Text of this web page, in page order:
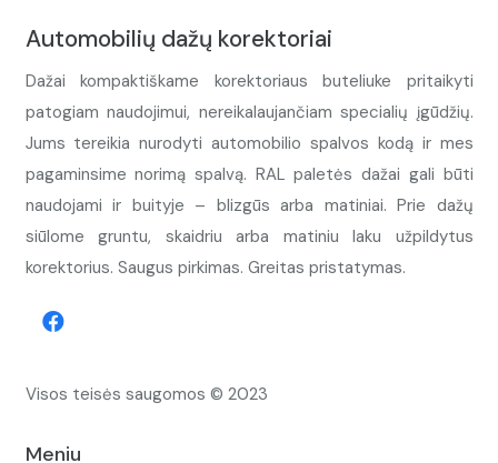
Automobilių dažų korektoriai
Dažai kompaktiškame korektoriaus buteliuke pritaikyti
patogiam naudojimui, nereikalaujančiam specialių įgūdžių.
Jums tereikia nurodyti automobilio spalvos kodą ir mes
pagaminsime norimą spalvą. RAL paletės dažai gali būti
naudojami ir buityje – blizgūs arba matiniai. Prie dažų
siūlome gruntu, skaidriu arba matiniu laku užpildytus
korektorius. Saugus pirkimas. Greitas pristatymas.
Visos teisės saugomos © 2023
Meniu